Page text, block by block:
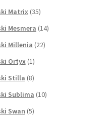
Matrix (35)
Mesmera (14)
Millenia (22)
Ortyx (1)
Stilla (8)
Sublima (10)
Swan (5)